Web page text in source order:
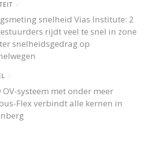
/
snelheid Vias Institute: 2
rijdt veel te snel in zone
snelheidsgedrag op
/
OV-systeem met onder meer
Flex verbindt alle kernen in